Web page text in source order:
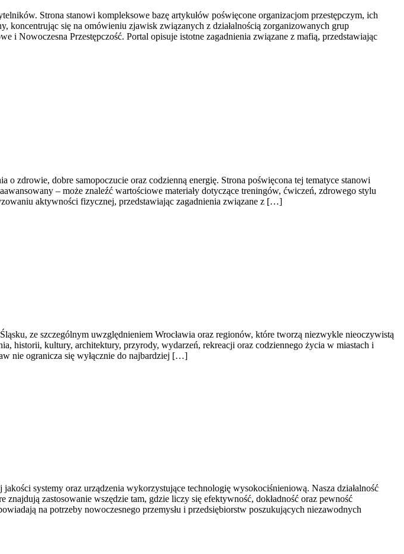
Strona stanowi kompleksowe bazę artykułów poświęcone organizacjom przestępczym, ich
koncentrując się na omówieniu zjawisk związanych z działalnością zorganizowanych grup
i Nowoczesna Przestępczość. Portal opisuje istotne zagadnienia związane z mafią, przedstawiając
zdrowie, dobre samopoczucie oraz codzienną energię. Strona poświęcona tej tematyce stanowi
– może znaleźć wartościowe materiały dotyczące treningów, ćwiczeń, zdrowego stylu
aktywności fizycznej, przedstawiając zagadnienia związane z […]
ze szczególnym uwzględnieniem Wrocławia oraz regionów, które tworzą niezwykle nieoczywistą
historii, kultury, architektury, przyrody, wydarzeń, rekreacji oraz codziennego życia w miastach i
nie ogranicza się wyłącznie do najbardziej […]
systemy oraz urządzenia wykorzystujące technologię wysokociśnieniową. Nasza działalność
zastosowanie wszędzie tam, gdzie liczy się efektywność, dokładność oraz pewność
na potrzeby nowoczesnego przemysłu i przedsiębiorstw poszukujących niezawodnych